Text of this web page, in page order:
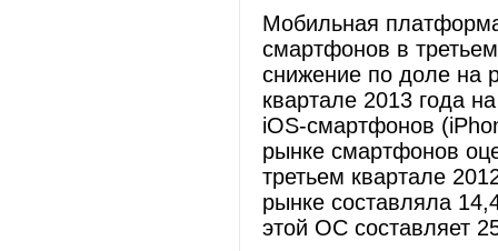
Мобильная
смартфонов в
снижение по доле на
квартале 2013 года
iOS-смартфонов
рынке смартфонов
третьем квартале
рынке составляла
этой ОС составляет